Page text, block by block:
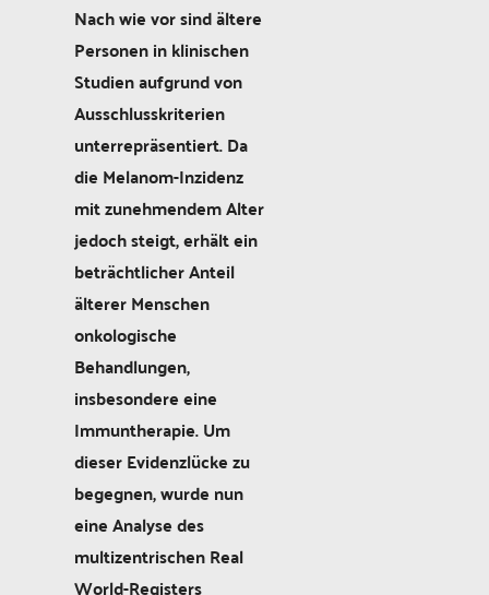
Nach wie vor sind ältere
Personen in klinischen
Studien aufgrund von
Ausschlusskriterien
unterrepräsentiert. Da
die Melanom-Inzidenz
mit zunehmendem Alter
jedoch steigt, erhält ein
beträchtlicher Anteil
älterer Menschen
onkologische
Behandlungen,
insbesondere eine
Immuntherapie. Um
dieser Evidenzlücke zu
begegnen, wurde nun
eine Analyse des
multizentrischen Real
World-Registers